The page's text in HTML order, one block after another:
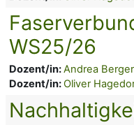
WS25/26
Dozent/in:Andrea
Dozent/in:Oliver